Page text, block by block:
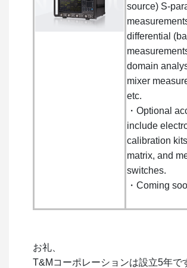
source) S-
differential
domain
mixer
etc.
・Optional
include
calibration
matrix, and
switches.
・Coming
お礼、
T&Mコーポレーションは設立5年で